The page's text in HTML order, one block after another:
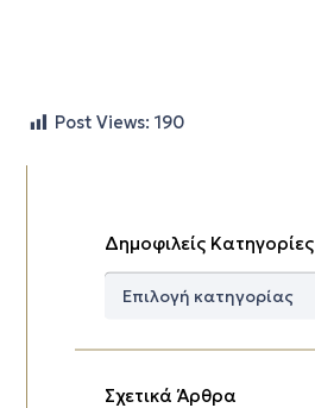
Post Views: 190
Δημοφιλείς Κατηγορίες
Δημοφιλείς
Σχετικά Άρθρα